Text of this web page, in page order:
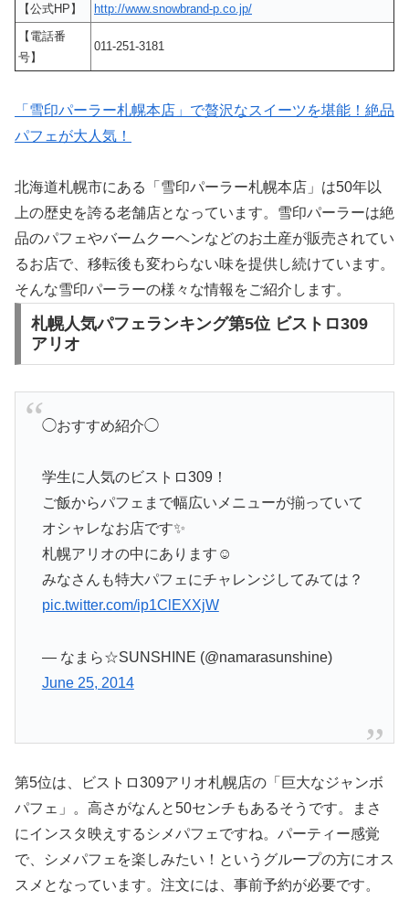
【公式HP】
http://www.snowbrand-p.co.jp/
【電話番
号】
011-251-3181
「雪印パーラー札幌本店」で贅沢なスイーツを堪能！絶品
パフェが大人気！
北海道札幌市にある「雪印パーラー札幌本店」は50年以
上の歴史を誇る老舗店となっています。雪印パーラーは絶
品のパフェやバームクーヘンなどのお土産が販売されてい
るお店で、移転後も変わらない味を提供し続けています。
そんな雪印パーラーの様々な情報をご紹介します。
札幌人気パフェランキング第5位 ビストロ309
アリオ
◯おすすめ紹介◯
学生に人気のビストロ309！
ご飯からパフェまで幅広いメニューが揃っていて
オシャレなお店です✨
札幌アリオの中にあります☺️
みなさんも特大パフェにチャレンジしてみては？
pic.twitter.com/ip1ClEXXjW
— なまら☆SUNSHINE (@namarasunshine)
June 25, 2014
第5位は、ビストロ309アリオ札幌店の「巨大なジャンボ
パフェ」。高さがなんと50センチもあるそうです。まさ
にインスタ映えするシメパフェですね。パーティー感覚
で、シメパフェを楽しみたい！というグループの方にオス
スメとなっています。注文には、事前予約が必要です。